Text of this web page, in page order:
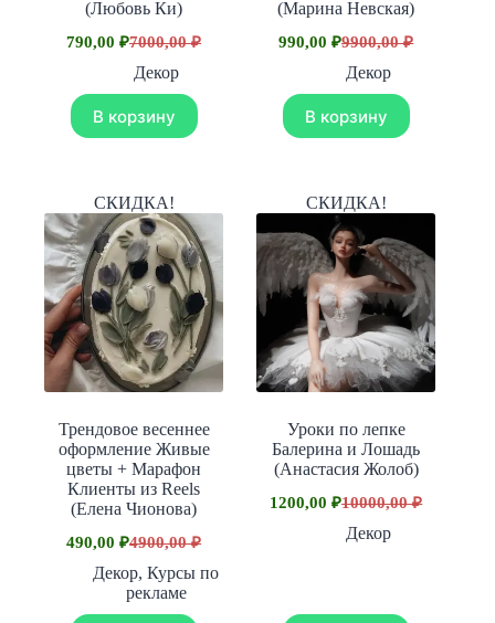
(Любовь Ки)
7000,00₽
Первоначальная
цена
7000,00 ₽.
790,00₽Текущая
цена:
790,00 ₽.
Декор
В корзину
(Марина Невская)
9900,00₽
Первоначальная
цена
9900,00 ₽.
990,00₽Текущая
цена:
990,00 ₽.
Декор
В корзину
СКИДКА!
Трендовое весеннее
оформление Живые
цветы + Марафон
Клиенты из Reels
(Елена Чионова)
4900,00₽
Первоначальная
цена
составляла
4900,00 ₽.
490,00₽Текущая
цена:
490,00 ₽.
Декор,Курсы по
рекламе
СКИДКА!
Уроки по лепке
Балерина и Лошадь
(Анастасия Жолоб)
10000,00₽
Первоначальная
цена
1200,00₽Текущая
цена:
Декор